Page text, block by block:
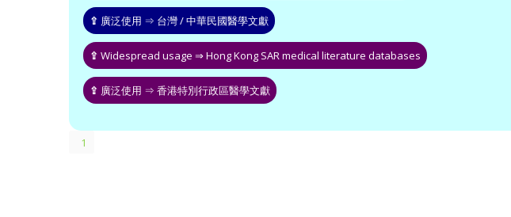
⇪ 廣泛使用 ⇒ 台灣 / 中華民國醫學文獻
⇪ Widespread usage ⇒ Hong Kong SAR medical literature databases
⇪ 廣泛使用 ⇒ 香港特別行政區醫學文獻
1